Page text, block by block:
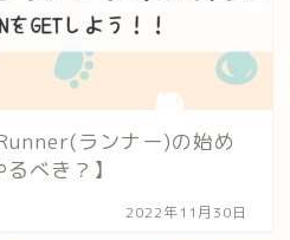
ランナー)の始め
べき？】
2022年11月30日